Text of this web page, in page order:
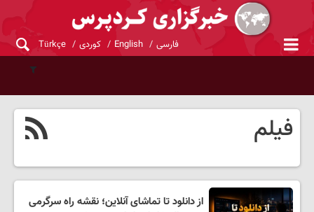
فارسی English کوردی Türkçe
فیلم
از دانلود تا تماشای آنلاین؛ نقشه راه سرگرمی